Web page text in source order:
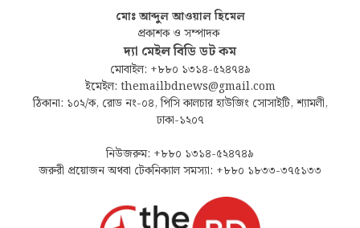
মোঃ আব্দুল আওয়াল হিমেল
প্রকাশক ও সম্পাদক
দ্যা মেইল বিডি ডট কম
মোবাইল: +৮৮০ ১৩১৪-৫২৪৭৪৯
ইমেইল: themailbdnews@gmail.com
ঠিকানা: ১০২/ক, রোড নং-০৪, পিসি কালচার হাউজিং সোসাইটি, শ্যামলী,
ঢাকা-১২০৭
নিউজরুম: +৮৮০ ১৩১৪-৫২৪৭৪৯
জরুরী প্রয়োজন অথবা টেকনিক্যাল সমস্যা: +৮৮০ ১৮৩৩-৩৭৫১৩৩